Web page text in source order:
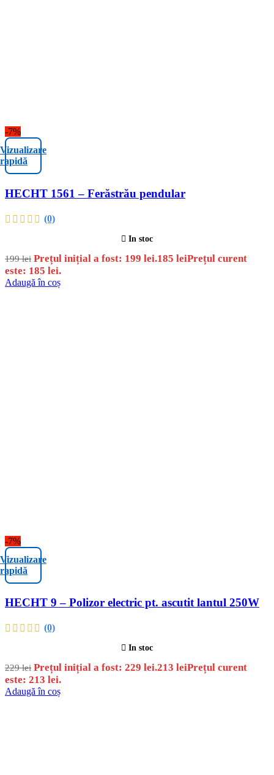
-7%
Vizualizare
rapidă
HECHT 1561 – Ferăstrău pendular
(0)
In stoc
199lei Prețul inițial a fost: 199 lei.185 leiPrețul curent
este: 185 lei.
Adaugă în coș
-7%
Vizualizare
rapidă
HECHT 9 – Polizor electric pt. ascutit lantul 250W
(0)
In stoc
229lei Prețul inițial a fost: 229 lei.213 leiPrețul curent
este: 213 lei.
Adaugă în coș